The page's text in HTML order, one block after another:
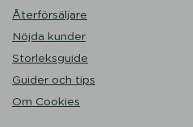
Återförsäljare
Nöjda kunder
Storleksguide
Guider och tips
Om Cookies